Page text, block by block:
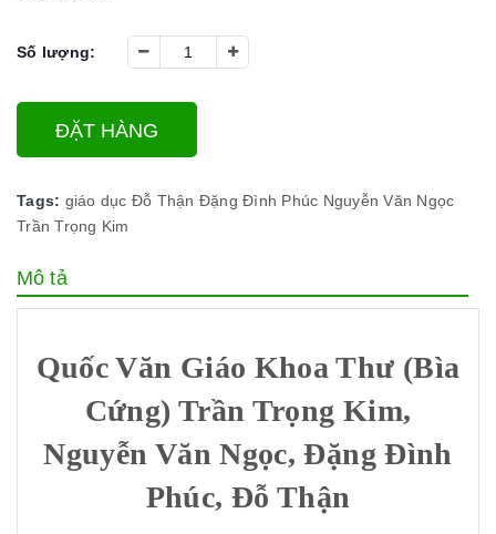
Số lượng:
ĐẶT HÀNG
Tags: giáo dục Đỗ Thận Đặng Đình Phúc Nguyễn Văn Ngọc
Trần Trọng Kim
Mô tả
Quốc Văn Giáo Khoa Thư (Bìa
Cứng) Trần Trọng Kim,
Nguyễn Văn Ngọc, Đặng Đình
Phúc, Đỗ Thận